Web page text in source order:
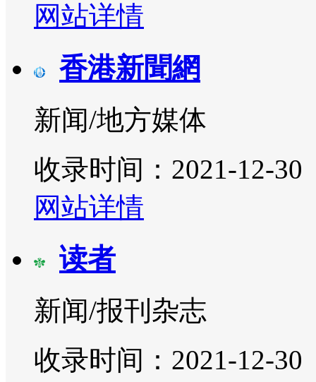
网站详情
香港新聞網
新闻/地方媒体
收录时间：2021-12-30
网站详情
读者
新闻/报刊杂志
收录时间：2021-12-30